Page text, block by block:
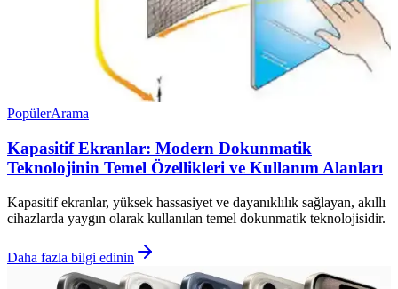
PopülerArama
Kapasitif Ekranlar: Modern Dokunmatik
Teknolojinin Temel Özellikleri ve Kullanım Alanları
Kapasitif ekranlar, yüksek hassasiyet ve dayanıklılık sağlayan, akıllı
cihazlarda yaygın olarak kullanılan temel dokunmatik teknolojisidir.
Daha fazla bilgi edinin